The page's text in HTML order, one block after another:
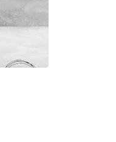
uw bestelling te versturen.